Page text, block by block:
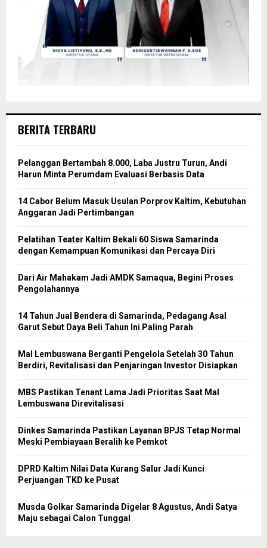
BERITA TERBARU
Pelanggan Bertambah 8.000, Laba Justru Turun, Andi
Harun Minta Perumdam Evaluasi Berbasis Data
14 Cabor Belum Masuk Usulan Porprov Kaltim, Kebutuhan
Anggaran Jadi Pertimbangan
Pelatihan Teater Kaltim Bekali 60 Siswa Samarinda
dengan Kemampuan Komunikasi dan Percaya Diri
Dari Air Mahakam Jadi AMDK Samaqua, Begini Proses
Pengolahannya
14 Tahun Jual Bendera di Samarinda, Pedagang Asal
Garut Sebut Daya Beli Tahun Ini Paling Parah
Mal Lembuswana Berganti Pengelola Setelah 30 Tahun
Berdiri, Revitalisasi dan Penjaringan Investor Disiapkan
MBS Pastikan Tenant Lama Jadi Prioritas Saat Mal
Lembuswana Direvitalisasi
Dinkes Samarinda Pastikan Layanan BPJS Tetap Normal
Meski Pembiayaan Beralih ke Pemkot
DPRD Kaltim Nilai Data Kurang Salur Jadi Kunci
Perjuangan TKD ke Pusat
Musda Golkar Samarinda Digelar 8 Agustus, Andi Satya
Maju sebagai Calon Tunggal